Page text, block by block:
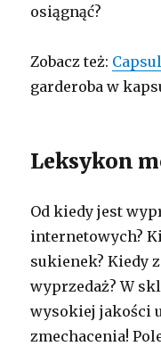
osiągnąć?
Zobacz też:
garderoba w
Leksykon
Od kiedy jest
internetowych?
sukienek? Kiedy
wyprzedaż? W
wysokiej jakości
zmechacenia!